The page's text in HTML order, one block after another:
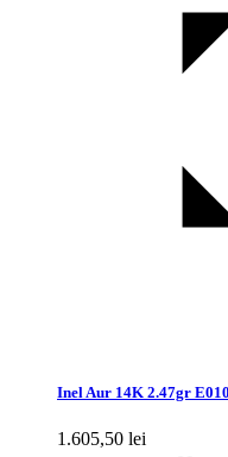
Inel Aur 14K 2.47gr
1.605,50 lei